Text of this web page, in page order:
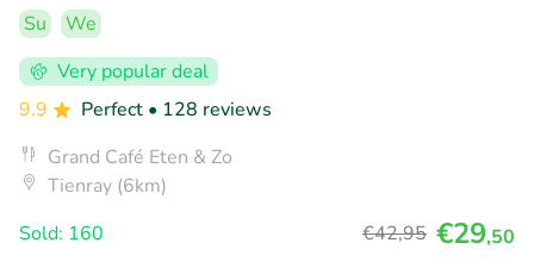
Su
We
Very popular deal
9.9
Perfect • 128 reviews
Grand Café Eten & Zo
Tienray (6km)
Sold: 160
€42,95 €29,50